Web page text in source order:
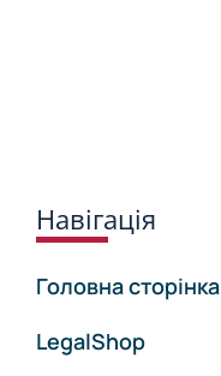
Навігація
Головна сторінка
LegalShop